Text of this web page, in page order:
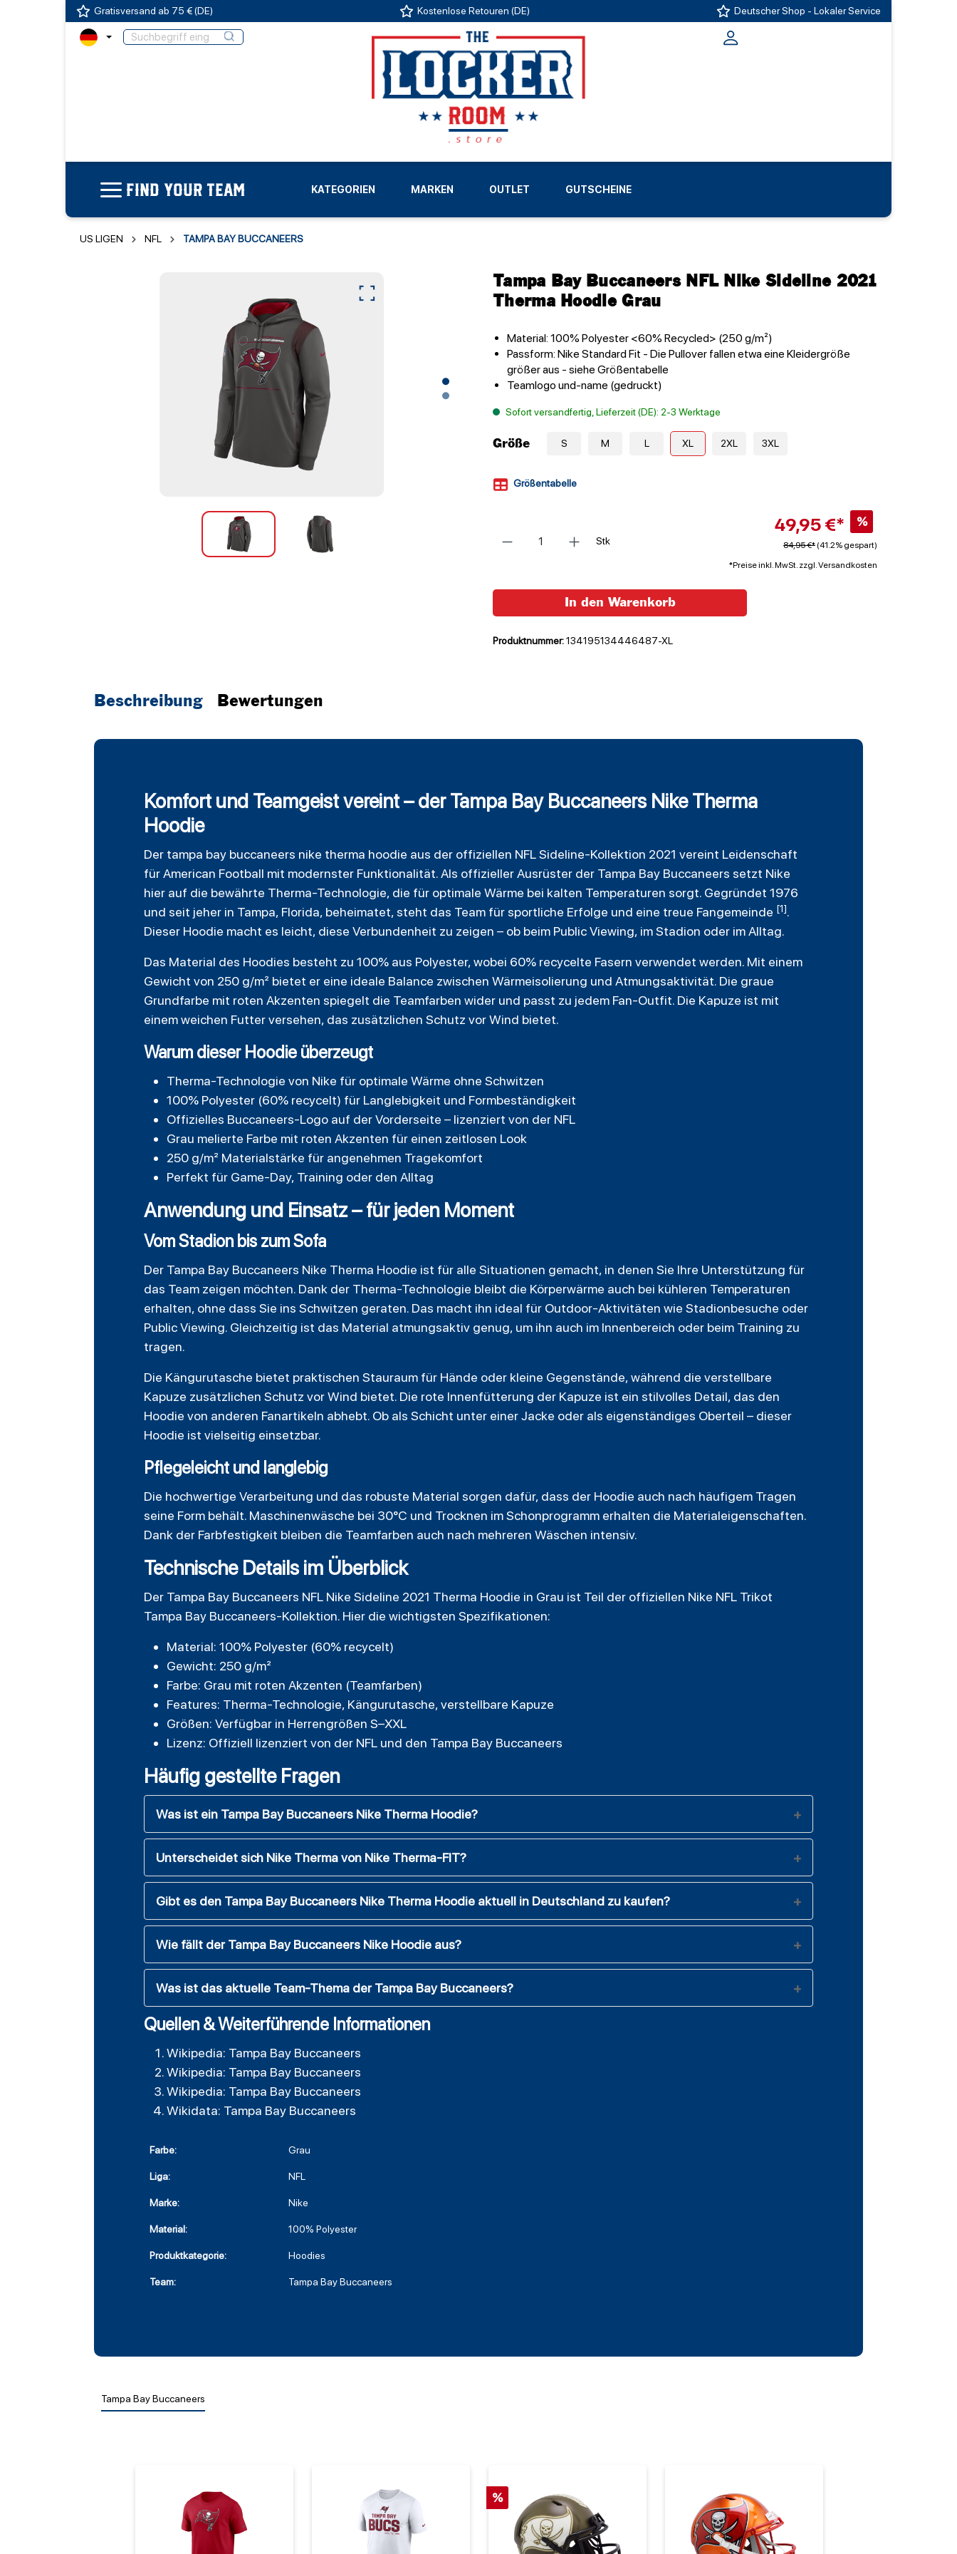
Gratisversand ab 75 € (DE) Kostenlose Retouren (DE) Deutscher Shop - Lokaler Service
FIND YOUR TEAM KATEGORIEN MARKEN
LIGEN
OUTLET GUTSCHEINE
US LIGEN NFL TAMPA BAY BUCCANEERS
Tampa Bay Buccaneers NFL Nike Sideline 2021
Therma Hoodie Grau
Material: 100% Polyester <60% Recycled> (250 g/m²)
Passform: Nike Standard Fit - Die Pullover fallen etwa eine Kleidergröße
größer aus - siehe Größentabelle
Teamlogo und-name (gedruckt)
Sofort versandfertig, Lieferzeit (DE): 2-3 Werktage
Größe S M L XL 2XL 3XL
Größentabelle
Stk
49,95 €* %
84,95 €* (41.2% gespart)
*Preise inkl. MwSt. zzgl. Versandkosten
In den Warenkorb
Produktnummer:134195134446487-XL
Beschreibung Bewertungen
Komfort und Teamgeist vereint – der Tampa Bay Buccaneers Nike Therma
Hoodie
Der tampa bay buccaneers nike therma hoodie aus der offiziellen NFL Sideline-Kollektion 2021 vereint Leidenschaft
für American Football mit modernster Funktionalität. Als offizieller Ausrüster der Tampa Bay Buccaneers setzt Nike
hier auf die bewährte Therma-Technologie, die für optimale Wärme bei kalten Temperaturen sorgt. Gegründet 1976
und seit jeher in Tampa, Florida, beheimatet, steht das Team für sportliche Erfolge und eine treue Fangemeinde [1].
Dieser Hoodie macht es leicht, diese Verbundenheit zu zeigen – ob beim Public Viewing, im Stadion oder im Alltag.
Das Material des Hoodies besteht zu 100% aus Polyester, wobei 60% recycelte Fasern verwendet werden. Mit einem
Gewicht von 250 g/m² bietet er eine ideale Balance zwischen Wärmeisolierung und Atmungsaktivität. Die graue
Grundfarbe mit roten Akzenten spiegelt die Teamfarben wider und passt zu jedem Fan-Outfit. Die Kapuze ist mit
einem weichen Futter versehen, das zusätzlichen Schutz vor Wind bietet.
Warum dieser Hoodie überzeugt
Therma-Technologie von Nike für optimale Wärme ohne Schwitzen
100% Polyester (60% recycelt) für Langlebigkeit und Formbeständigkeit
Offizielles Buccaneers-Logo auf der Vorderseite – lizenziert von der NFL
Grau melierte Farbe mit roten Akzenten für einen zeitlosen Look
250 g/m² Materialstärke für angenehmen Tragekomfort
Perfekt für Game-Day, Training oder den Alltag
Anwendung und Einsatz – für jeden Moment
Vom Stadion bis zum Sofa
Der Tampa Bay Buccaneers Nike Therma Hoodie ist für alle Situationen gemacht, in denen Sie Ihre Unterstützung für
das Team zeigen möchten. Dank der Therma-Technologie bleibt die Körperwärme auch bei kühleren Temperaturen
erhalten, ohne dass Sie ins Schwitzen geraten. Das macht ihn ideal für Outdoor-Aktivitäten wie Stadionbesuche oder
Public Viewing. Gleichzeitig ist das Material atmungsaktiv genug, um ihn auch im Innenbereich oder beim Training zu
tragen.
Die Kängurutasche bietet praktischen Stauraum für Hände oder kleine Gegenstände, während die verstellbare
Kapuze zusätzlichen Schutz vor Wind bietet. Die rote Innenfütterung der Kapuze ist ein stilvolles Detail, das den
Hoodie von anderen Fanartikeln abhebt. Ob als Schicht unter einer Jacke oder als eigenständiges Oberteil – dieser
Hoodie ist vielseitig einsetzbar.
Pflegeleicht und langlebig
Die hochwertige Verarbeitung und das robuste Material sorgen dafür, dass der Hoodie auch nach häufigem Tragen
seine Form behält. Maschinenwäsche bei 30°C und Trocknen im Schonprogramm erhalten die Materialeigenschaften.
Dank der Farbfestigkeit bleiben die Teamfarben auch nach mehreren Wäschen intensiv.
Technische Details im Überblick
Der Tampa Bay Buccaneers NFL Nike Sideline 2021 Therma Hoodie in Grau ist Teil der offiziellen Nike NFL Trikot
Tampa Bay Buccaneers-Kollektion. Hier die wichtigsten Spezifikationen:
Material: 100% Polyester (60% recycelt)
Gewicht: 250 g/m²
Farbe: Grau mit roten Akzenten (Teamfarben)
Features: Therma-Technologie, Kängurutasche, verstellbare Kapuze
Größen: Verfügbar in Herrengrößen S–XXL
Lizenz: Offiziell lizenziert von der NFL und den Tampa Bay Buccaneers
Häufig gestellte Fragen
Was ist ein Tampa Bay Buccaneers Nike Therma Hoodie?
Unterscheidet sich Nike Therma von Nike Therma-FIT?
Gibt es den Tampa Bay Buccaneers Nike Therma Hoodie aktuell in Deutschland zu kaufen?
Wie fällt der Tampa Bay Buccaneers Nike Hoodie aus?
Was ist das aktuelle Team-Thema der Tampa Bay Buccaneers?
Quellen & Weiterführende Informationen
Wikipedia: Tampa Bay Buccaneers
Wikipedia: Tampa Bay Buccaneers
Wikipedia: Tampa Bay Buccaneers
Wikidata: Tampa Bay Buccaneers
Farbe: Grau
Liga: NFL
Marke: Nike
Material: 100% Polyester
Produktkategorie: Hoodies
Team: Tampa Bay Buccaneers
Tampa Bay Buccaneers
%